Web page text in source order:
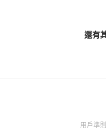
還有
用戶準則